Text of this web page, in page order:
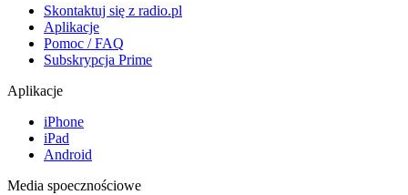
Skontaktuj się z radio.pl
Aplikacje
Pomoc / FAQ
Subskrypcja Prime
Aplikacje
iPhone
iPad
Android
Media spoecznościowe